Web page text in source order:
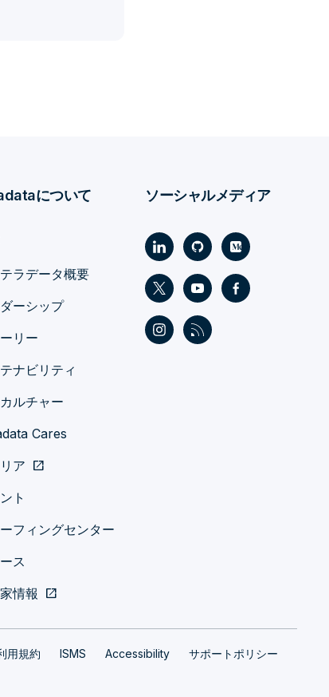
について
ラデータ概要
ーシップ
リー
ナビリティ
ルチャー
Cares
ア open_in_new
ト
フィングセンター
ス
情報
open_in_new
ソーシャルメディア
用規約 ISMS Accessibility サポートポリシー